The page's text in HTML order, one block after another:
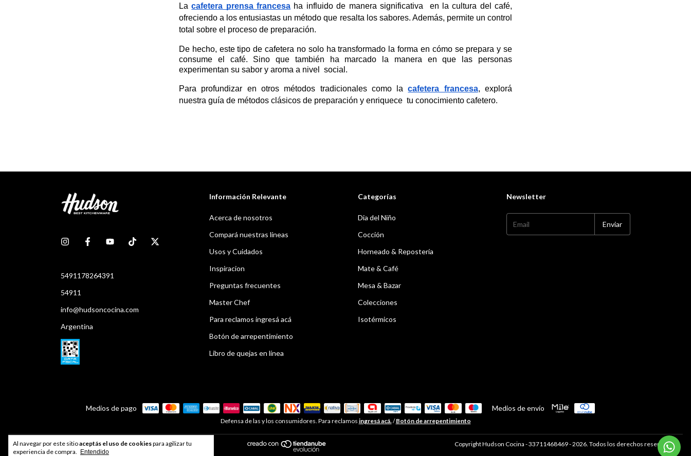
Al navegar por este sitioaceptás el uso de cookiespara agilizar tu
experiencia de compra.
Entendido
La cafetera prensa francesa ha influido de manera significativa  en la cultura del café,
ofreciendo a los entusiastas un método que resalta los sabores. Además, permite un control
total sobre el proceso de preparación.
De hecho, este tipo de cafetera no solo ha transformado la forma en cómo se prepara y se
consume el café. Sino que también ha marcado la manera en que las personas
experimentan su sabor y aroma a nivel  social.
Para profundizar en otros métodos tradicionales como la cafetera francesa, explorá
nuestra guía de métodos clásicos de preparación y enriquece  tu conocimiento cafetero.
5491178264391
54911
info@hudsoncocina.com
Argentina
Información Relevante
Acerca de nosotros
Compará nuestras líneas
Usos y Cuidados
Inspiracion
Preguntas frecuentes
Master Chef
Para reclamos ingresá acá
Botón de arrepentimiento
Libro de quejas en línea
Categorías
Dia del Niño
Cocción
Horneado & Repostería
Mate & Café
Mesa & Bazar
Colecciones
Isotérmicos
Newsletter
Medios de pago Medios de envío
Defensa de las y los consumidores. Para reclamos ingresá acá./ Botón de arrepentimiento
Developed byIndex® Copyright Hudson Cocina - 33711468469 - 2026. Todos los derechos reservados.